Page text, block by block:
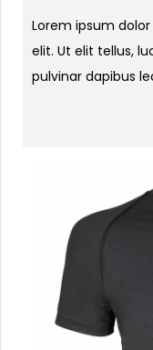
Lorem ipsum
elit. Ut elit tellus,
pulvinar dapibus